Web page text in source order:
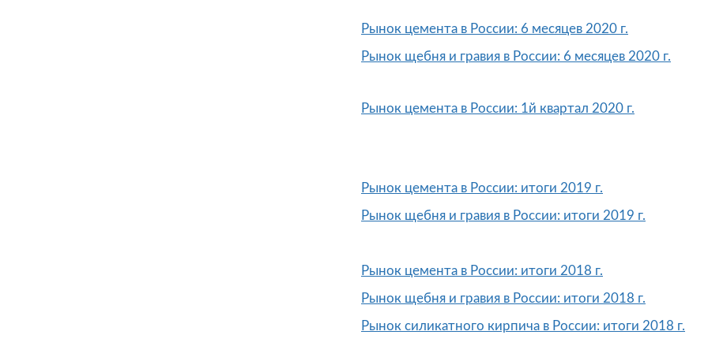
Рынок цемента в России: 6 месяцев 2020 г.
Рынок щебня и гравия в России: 6 месяцев 2020 г.
Рынок цемента в России: 1й квартал 2020 г.
Рынок цемента в России: итоги 2019 г.
Рынок щебня и гравия в России: итоги 2019 г.
Рынок цемента в России: итоги 2018 г.
Рынок щебня и гравия в России: итоги 2018 г.
Рынок силикатного кирпича в России: итоги 2018 г.